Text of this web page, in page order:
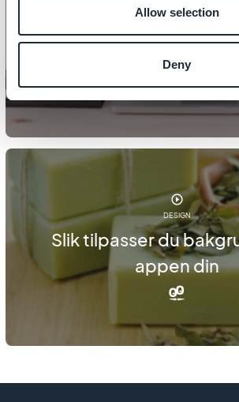
Allow selection
Deny
Hvordan velge
DESIGN
Slik tilpasser du
appen din